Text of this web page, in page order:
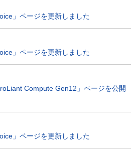
」ページを更新しました
」ページを更新しました
Compute Gen12」ページを公開
」ページを更新しました